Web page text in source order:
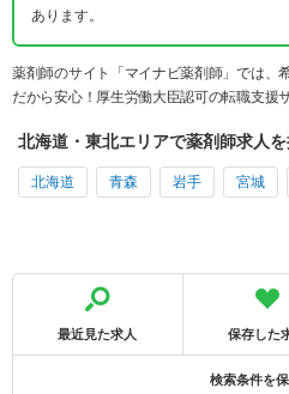
あります。
薬剤師のサイト「マイナビ薬剤師」では、
だから安心！厚生労働大臣認可の転職支援
北海道・東北エリアで薬剤師求人
北海道 青森 岩手 宮城
最近見た求人 保存した
検索条件を